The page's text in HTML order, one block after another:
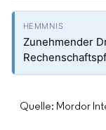
Zunehmender
Quelle: Mordor